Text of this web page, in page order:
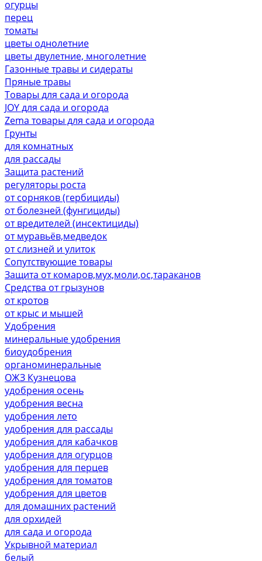
огурцы
перец
томаты
цветы однолетние
цветы двулетние, многолетние
Газонные травы и сидераты
Пряные травы
Товары для сада и огорода
JOY для сада и огорода
Zema товары для сада и огорода
Грунты
для комнатных
для рассады
Защита растений
регуляторы роста
от сорняков (гербициды)
от болезней (фунгициды)
от вредителей (инсектициды)
от муравьёв,медведок
от слизней и улиток
Сопутствующие товары
Защита от комаров,мух,моли,ос,тараканов
Средства от грызунов
от кротов
от крыс и мышей
Удобрения
минеральные удобрения
биоудобрения
органоминеральные
ОЖЗ Кузнецова
удобрения осень
удобрения весна
удобрения лето
удобрения для рассады
удобрения для кабачков
удобрения для огурцов
удобрения для перцев
удобрения для томатов
удобрения для цветов
для домашних растений
для орхидей
для сада и огорода
Укрывной материал
белый